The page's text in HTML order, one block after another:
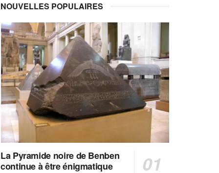
NOUVELLES POPULAIRES
La Pyramide noire de Benben
continue à être énigmatique